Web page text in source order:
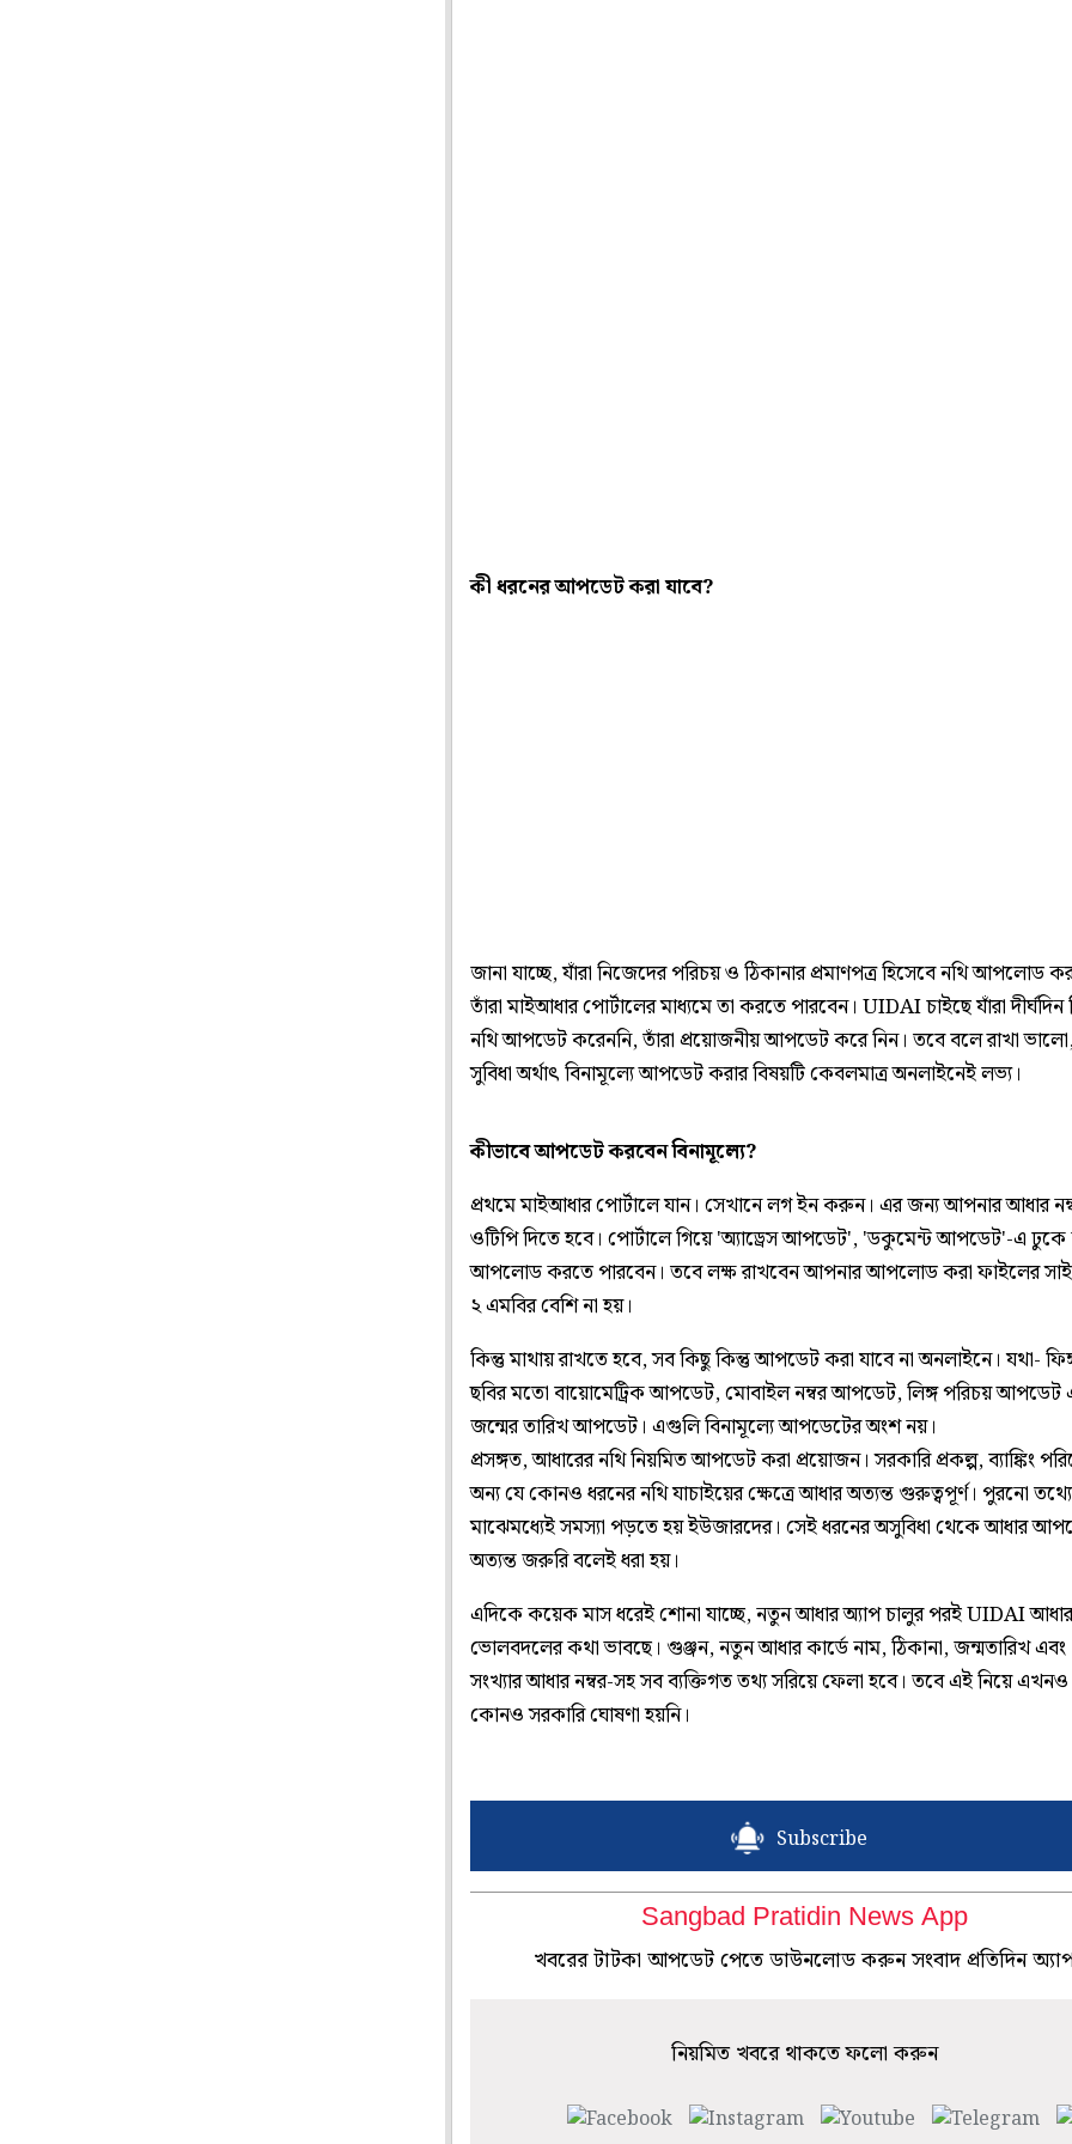
কী ধরনের আপডেট করা যাবে?
জানা যাচ্ছে, যাঁরা নিজেদের পরিচয় ও ঠিকানার প্রমাণপত্র হিসেবে নথি আপলোড
তাঁরা মাইআধার পোর্টালের মাধ্যমে তা করতে পারবেন। UIDAI চাইছে যাঁরা
নথি আপডেট করেননি, তাঁরা প্রয়োজনীয় আপডেট করে নিন। তবে বলে রাখা
সুবিধা অর্থাৎ বিনামূল্যে আপডেট করার বিষয়টি কেবলমাত্র অনলাইনেই লভ্য।
কীভাবে আপডেট করবেন বিনামূল্যে?
প্রথমে মাইআধার পোর্টালে যান। সেখানে লগ ইন করুন। এর জন্য আপনার আধার
ওটিপি দিতে হবে। পোর্টালে গিয়ে 'অ্যাড্রেস আপডেট', 'ডকুমেন্ট আপডেট'-এ ঢুকে
আপলোড করতে পারবেন। তবে লক্ষ রাখবেন আপনার আপলোড করা ফাইলের
২ এমবির বেশি না হয়।
কিন্তু মাথায় রাখতে হবে, সব কিছু কিন্তু আপডেট করা যাবে না অনলাইনে। যথা-
ছবির মতো বায়োমেট্রিক আপডেট, মোবাইল নম্বর আপডেট, লিঙ্গ পরিচয় আপডেট
জন্মের তারিখ আপডেট। এগুলি বিনামূল্যে আপডেটের অংশ নয়।
প্রসঙ্গত, আধারের নথি নিয়মিত আপডেট করা প্রয়োজন। সরকারি প্রকল্প, ব্যাঙ্কিং
অন্য যে কোনও ধরনের নথি যাচাইয়ের ক্ষেত্রে আধার অত্যন্ত গুরুত্বপূর্ণ। পুরনো
মাঝেমধ্যেই সমস্যা পড়তে হয় ইউজারদের। সেই ধরনের অসুবিধা থেকে আধার
অত্যন্ত জরুরি বলেই ধরা হয়।
এদিকে কয়েক মাস ধরেই শোনা যাচ্ছে, নতুন আধার অ্যাপ চালুর পরই UIDAI আধার
ভোলবদলের কথা ভাবছে। গুঞ্জন, নতুন আধার কার্ডে নাম, ঠিকানা, জন্মতারিখ
সংখ্যার আধার নম্বর-সহ সব ব্যক্তিগত তথ্য সরিয়ে ফেলা হবে। তবে এই নিয়ে এখনও
কোনও সরকারি ঘোষণা হয়নি।
Subscribe
Sangbad Pratidin News App
খবরের টাটকা আপডেট পেতে ডাউনলোড করুন সংবাদ প্রতিদিন
নিয়মিত খবরে থাকতে ফলো করুন